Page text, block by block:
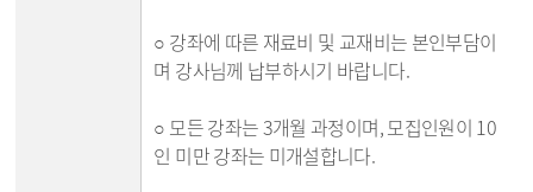
○ 강좌에 따른 재료비 및 교재비는 본인부담이
며 강사님께 납부하시기 바랍니다.
○ 모든 강좌는 3개월 과정이며, 모집인원이 10
인 미만 강좌는 미개설합니다.